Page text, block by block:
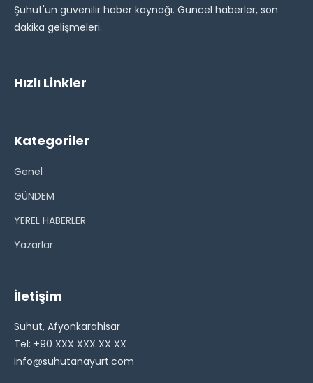
Şuhut'un güvenilir haber kaynağı. Güncel haberler, son
dakika gelişmeleri.
Hızlı Linkler
Kategoriler
Genel
GÜNDEM
YEREL HABERLER
Yazarlar
İletişim
Suhut, Afyonkarahisar
Tel: +90 XXX XXX XX XX
info@suhutanayurt.com